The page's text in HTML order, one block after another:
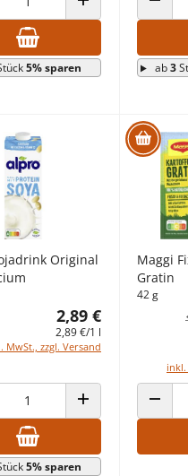
VERRINGERN ANZAHL ERHÖHEN
5% sparen ab3
Original
2,89 €
2,89 €/1 l
MwSt., zzgl. Versand
VERRINGERN ANZAHL ERHÖHEN
5% sparen
Maggi
Gratin
42 g
inkl.